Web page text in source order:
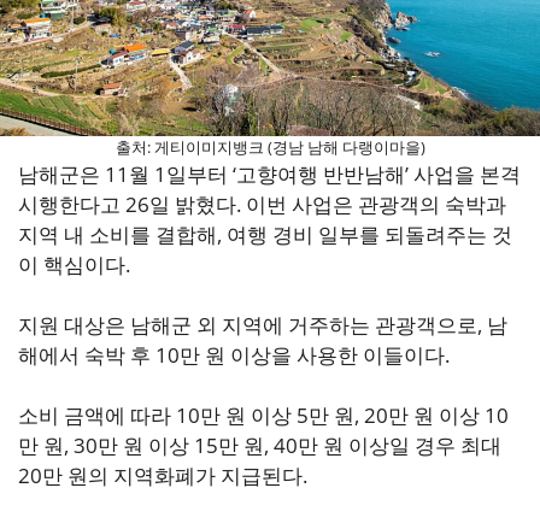
출처: 게티이미지뱅크 (경남 남해 다랭이마을)
남해군은 11월 1일부터 ‘고향여행 반반남해’ 사업을 본격
시행한다고 26일 밝혔다. 이번 사업은 관광객의 숙박과
지역 내 소비를 결합해, 여행 경비 일부를 되돌려주는 것
이 핵심이다.
지원 대상은 남해군 외 지역에 거주하는 관광객으로, 남
해에서 숙박 후 10만 원 이상을 사용한 이들이다.
소비 금액에 따라 10만 원 이상 5만 원, 20만 원 이상 10
만 원, 30만 원 이상 15만 원, 40만 원 이상일 경우 최대
20만 원의 지역화폐가 지급된다.